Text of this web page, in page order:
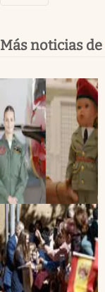
Más noticias de